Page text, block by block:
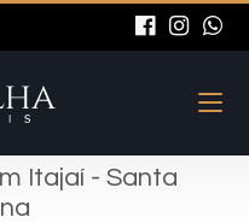
Itajaí - Santa